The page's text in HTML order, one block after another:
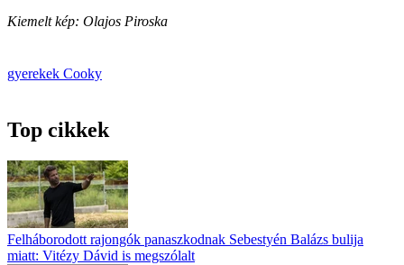
Kiemelt kép: Olajos Piroska
gyerekek Cooky
Top cikkek
Felháborodott rajongók panaszkodnak Sebestyén Balázs bulija
miatt: Vitézy Dávid is megszólalt